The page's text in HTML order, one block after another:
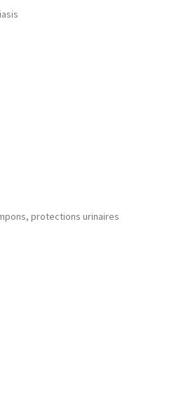
protections urinaires